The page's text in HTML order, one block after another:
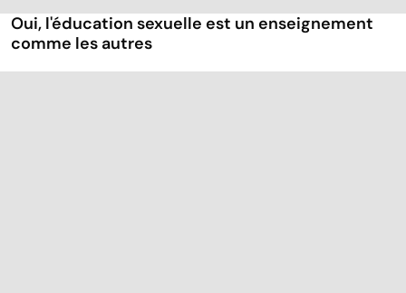
Oui, l'éducation sexuelle est un enseignement
comme les autres